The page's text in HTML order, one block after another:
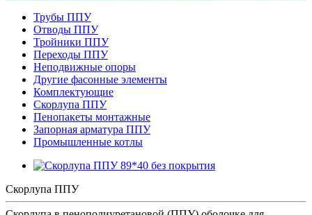
Трубы ППУ
Отводы ППУ
Тройники ППУ
Переходы ППУ
Неподвижные опоры
Другие фасонные элементы
Комплектующие
Скорлупа ППУ
Пенопакеты монтажные
Запорная арматура ППУ
Промышленные котлы
Скорлупа ППУ